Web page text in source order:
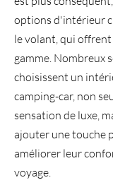
options d'intérieur
le volant, qui
gamme. Nombreux
choisissent un
camping-car, non
sensation de luxe,
ajouter une touche
améliorer leur
voyage.